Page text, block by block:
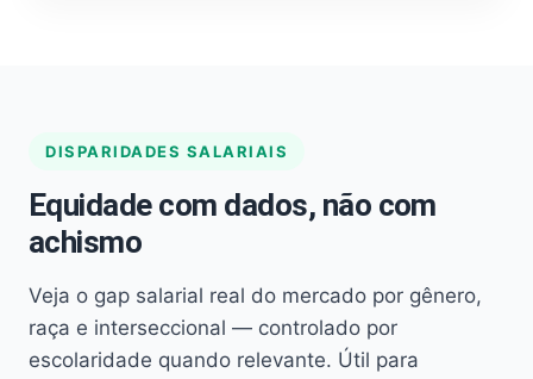
DISPARIDADES SALARIAIS
Equidade com dados, não com
achismo
Veja o gap salarial real do mercado por gênero,
raça e interseccional — controlado por
escolaridade quando relevante. Útil para